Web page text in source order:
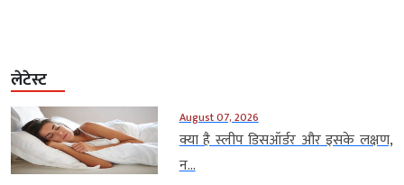
लेटेस्ट
August 07, 2026
क्या है स्लीप डिसऑर्डर और इसके लक्षण,
न...